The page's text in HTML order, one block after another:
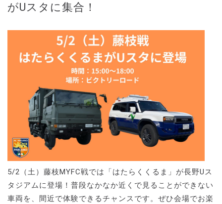
がUスタに集合！
5/2（土）藤枝MYFC戦では「はたらくくるま」が長野Uス
タジアムに登場！普段なかなか近くで見ることができない
車両を、間近で体験できるチャンスです。ぜひ会場でお楽